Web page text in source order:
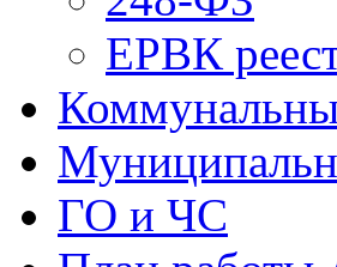
ЕРВК
ГО и ЧС